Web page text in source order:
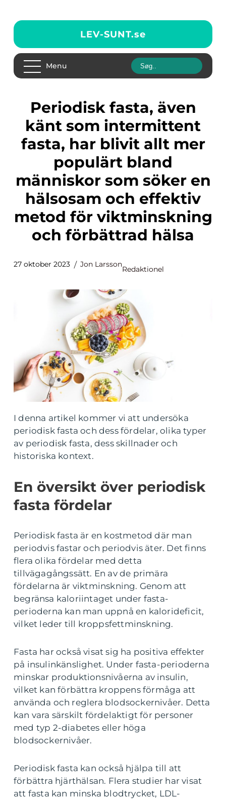
LEV-SUNT.se
Menu
Periodisk fasta, även
känt som intermittent
fasta, har blivit allt mer
populärt bland
människor som söker en
hälsosam och effektiv
metod för viktminskning
och förbättrad hälsa
27 oktober 2023 Jon Larsson
Redaktionel
I denna artikel kommer vi att undersöka
periodisk fasta och dess fördelar, olika typer
av periodisk fasta, dess skillnader och
historiska kontext.
En översikt över periodisk
fasta fördelar
Periodisk fasta är en kostmetod där man
periodvis fastar och periodvis äter. Det finns
flera olika fördelar med detta
tillvägagångssätt. En av de primära
fördelarna är viktminskning. Genom att
begränsa kaloriintaget under fasta-
perioderna kan man uppnå en kalorideficit,
vilket leder till kroppsfettminskning.
Fasta har också visat sig ha positiva effekter
på insulinkänslighet. Under fasta-perioderna
minskar produktionsnivåerna av insulin,
vilket kan förbättra kroppens förmåga att
använda och reglera blodsockernivåer. Detta
kan vara särskilt fördelaktigt för personer
med typ 2-diabetes eller höga
blodsockernivåer.
Periodisk fasta kan också hjälpa till att
förbättra hjärthälsan. Flera studier har visat
att fasta kan minska blodtrycket, LDL-